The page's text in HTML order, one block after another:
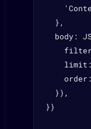
  },
body:
  }),
})